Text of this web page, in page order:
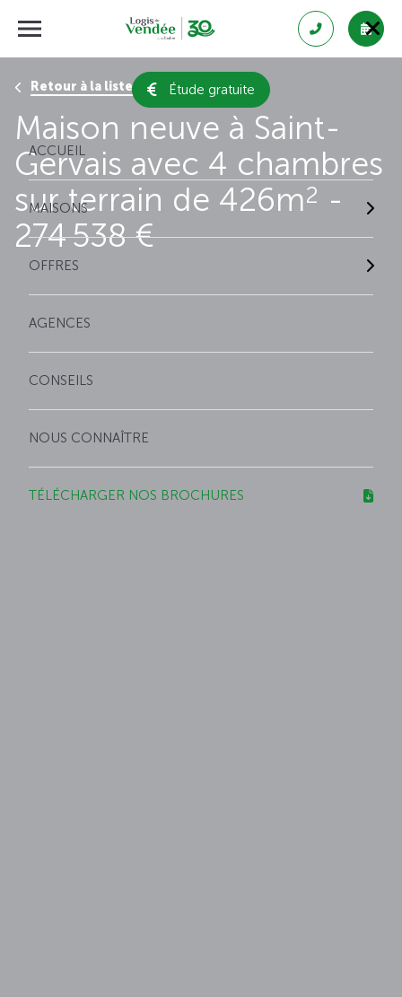
Étude gratuite
ACCUEIL
MAISONS
OFFRES
AGENCES
CONSEILS
NOUS CONNAÎTRE
TÉLÉCHARGER NOS BROCHURES
Retour à la liste des résultats
Maison neuve à Saint-
Gervais avec 4 chambres
sur terrain de 426m2 -
274 538 €